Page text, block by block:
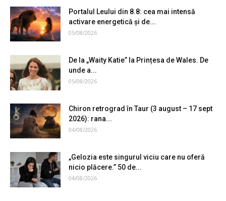
Portalul Leului din 8.8: cea mai intensă
activare energetică și de...
05/08/2026
De la „Waity Katie” la Prințesa de Wales. De
unde a...
05/08/2026
Chiron retrograd în Taur (3 august – 17 sept
2026): rana...
04/08/2026
„Gelozia este singurul viciu care nu oferă
nicio plăcere.” 50 de...
04/08/2026